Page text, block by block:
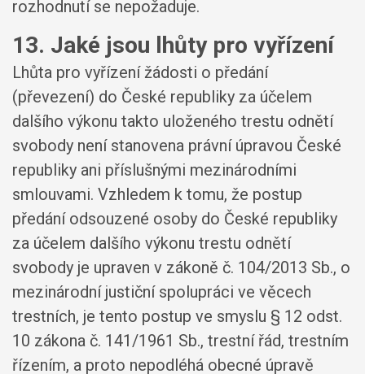
rozhodnutí se nepožaduje.
13. Jaké jsou lhůty pro vyřízení
Lhůta pro vyřízení žádosti o předání
(převezení) do České republiky za účelem
dalšího výkonu takto uloženého trestu odnětí
svobody není stanovena právní úpravou České
republiky ani příslušnými mezinárodními
smlouvami. Vzhledem k tomu, že postup
předání odsouzené osoby do České republiky
za účelem dalšího výkonu trestu odnětí
svobody je upraven v zákoně č. 104/2013 Sb., o
mezinárodní justiční spolupráci ve věcech
trestních, je tento postup ve smyslu § 12 odst.
10 zákona č. 141/1961 Sb., trestní řád, trestním
řízením, a proto nepodléhá obecné úpravě